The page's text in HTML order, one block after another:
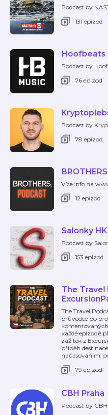
Podcast by
131 epizod
Hoofbeats
Podcast by
76 epizod
Podcast by
78 epizod
Více info na
12 epizod
Salonky HK
Podcast by
153 epizod
The Travel
The Travel
průvodce po
každé epizodě
zážitek z
příběh
načasováním,
79 epizod
CBH Praha
Podcast by